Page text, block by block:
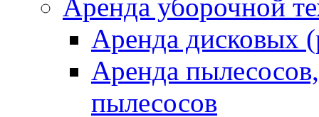
Аренда уборочной
Аренда дисковых
Аренда
пылесосов